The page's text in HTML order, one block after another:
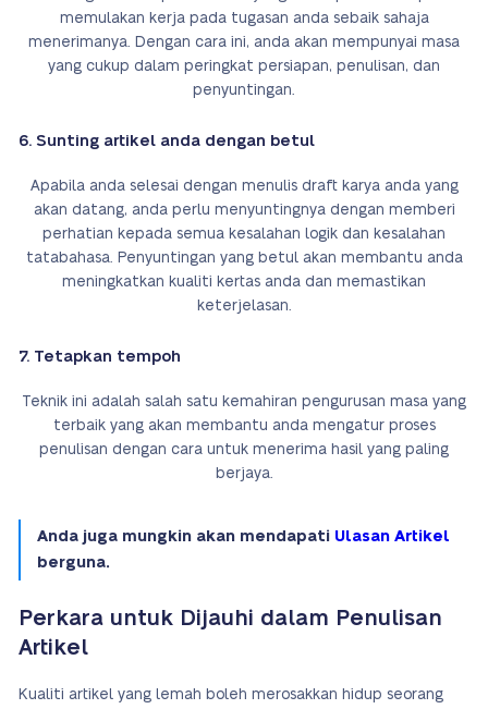
memulakan kerja pada tugasan anda sebaik sahaja
menerimanya. Dengan cara ini, anda akan mempunyai masa
yang cukup dalam peringkat persiapan, penulisan, dan
penyuntingan.
6. Sunting artikel anda dengan betul
Apabila anda selesai dengan menulis draft karya anda yang
akan datang, anda perlu menyuntingnya dengan memberi
perhatian kepada semua kesalahan logik dan kesalahan
tatabahasa. Penyuntingan yang betul akan membantu anda
meningkatkan kualiti kertas anda dan memastikan
keterjelasan.
7. Tetapkan tempoh
Teknik ini adalah salah satu kemahiran pengurusan masa yang
terbaik yang akan membantu anda mengatur proses
penulisan dengan cara untuk menerima hasil yang paling
berjaya.
Anda juga mungkin akan mendapati Ulasan Artikel
berguna.
Perkara untuk Dijauhi dalam Penulisan
Artikel
Kualiti artikel yang lemah boleh merosakkan hidup seorang